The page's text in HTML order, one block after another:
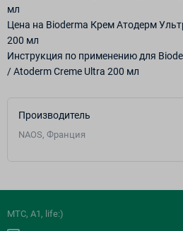
мл
Цена на Bioderma Крем Атодерм
200 мл
Инструкция по применению для
/ Atoderm Creme Ultra 200 мл
Производитель
NAOS, Франция
МТС, A1, life:)